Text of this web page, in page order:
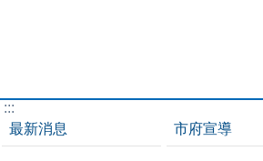
:::
最新消息
市府宣導